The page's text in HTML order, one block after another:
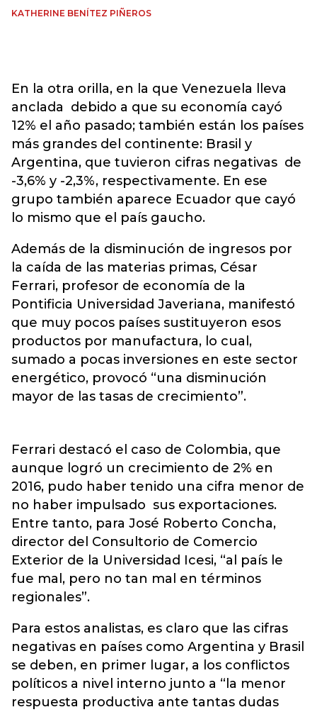
KATHERINE BENÍTEZ PIÑEROS
En la otra orilla, en la que Venezuela lleva
anclada debido a que su economía cayó
12% el año pasado; también están los países
más grandes del continente: Brasil y
Argentina, que tuvieron cifras negativas de
-3,6% y -2,3%, respectivamente. En ese
grupo también aparece Ecuador que cayó
lo mismo que el país gaucho.
Además de la disminución de ingresos por
la caída de las materias primas, César
Ferrari, profesor de economía de la
Pontificia Universidad Javeriana, manifestó
que muy pocos países sustituyeron esos
productos por manufactura, lo cual,
sumado a pocas inversiones en este sector
energético, provocó “una disminución
mayor de las tasas de crecimiento”.
Ferrari destacó el caso de Colombia, que
aunque logró un crecimiento de 2% en
2016, pudo haber tenido una cifra menor de
no haber impulsado sus exportaciones.
Entre tanto, para José Roberto Concha,
director del Consultorio de Comercio
Exterior de la Universidad Icesi, “al país le
fue mal, pero no tan mal en términos
regionales”.
Para estos analistas, es claro que las cifras
negativas en países como Argentina y Brasil
se deben, en primer lugar, a los conflictos
políticos a nivel interno junto a “la menor
respuesta productiva ante tantas dudas